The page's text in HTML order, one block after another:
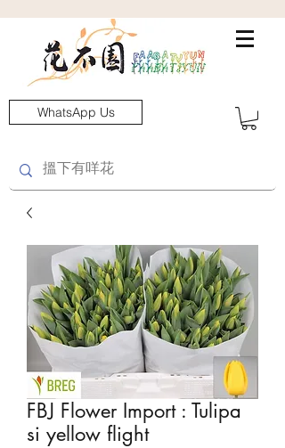
WhatsApp Us
FBJ Flower Import : Tulipa
si yellow flight